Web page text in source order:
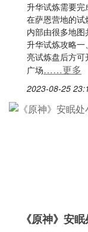
升华试炼需要
在萨恩营地的
内部由很多地
升华试炼攻略
亮试炼盘后方
广场……更多
2023-08-25
《原神》安